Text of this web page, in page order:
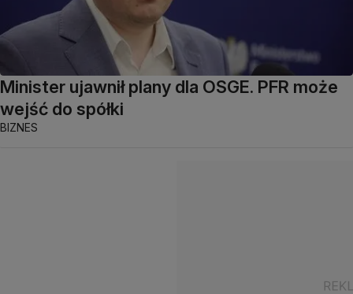
Minister ujawnił plany dla OSGE. PFR może
wejść do spółki
BIZNES